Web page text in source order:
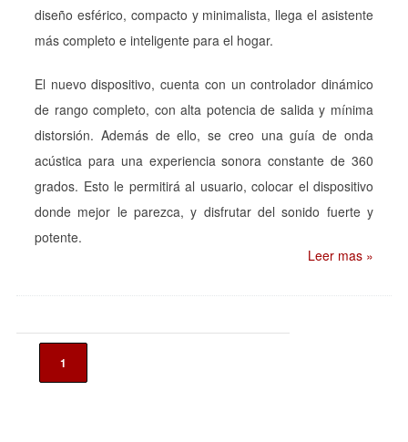
diseño esférico, compacto y minimalista, llega el asistente
más completo e inteligente para el hogar.
El nuevo dispositivo, cuenta con un controlador dinámico
de rango completo, con alta potencia de salida y mínima
distorsión. Además de ello, se creo una guía de onda
acústica para una experiencia sonora constante de 360
grados. Esto le permitirá al usuario, colocar el dispositivo
donde mejor le parezca, y disfrutar del sonido fuerte y
potente.
Leer mas »
1